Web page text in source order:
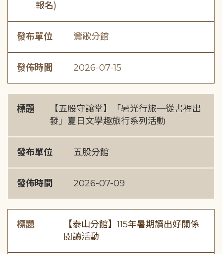
報名)
發布單位 鶯歌分館
發佈時間 2026-07-15
標題
【五股守讓堂】「暑光行旅─從書裡出
發」夏日文學趣旅行系列活動
發布單位 五股分館
發佈時間 2026-07-09
標題
【泰山分館】115年暑期讀出好關係
閱讀活動